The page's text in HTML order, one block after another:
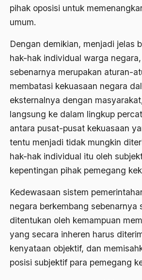
pihak oposisi untuk
umum.
Dengan demikian, menjadi jelas
hak-hak individual warga
sebenarnya merupakan aturan-
membatasi kekuasaan negara
eksternalnya dengan
langsung ke dalam lingkup
antara pusat-pusat kekuasaan
tentu menjadi tidak mungkin
hak-hak individual itu oleh
kepentingan pihak pemegang
Kedewasaan sistem
negara berkembang sebenarnya
ditentukan oleh kemampuan
yang secara inheren harus
kenyataan objektif, dan
posisi subjektif para pemegang
Atheisme
Aturan Hukum
Australia
Austro Melanesia
Ayat Al-Quran
Ayatullah Zanjani
Azyumardi Azra
bacaan mulia
Badan Usaha
Bagus Hadikusumo
Baha'i
baharuddin Aritonang
Bahasa Indonesia
Bahasa Internasional
Bahasa melayu